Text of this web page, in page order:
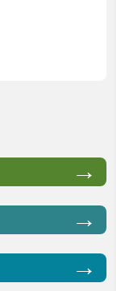
→
→
→